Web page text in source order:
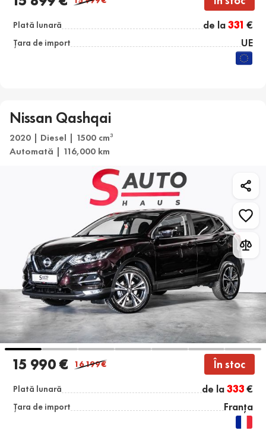
Plată lunară de la331 €
Țara de import UE
Nissan Qashqai
2020 | Diesel | 1500 cm3
Automată | 116,000 km
15 990 € 16 199€ În stoc
Plată lunară de la333€
Țara de import Franța